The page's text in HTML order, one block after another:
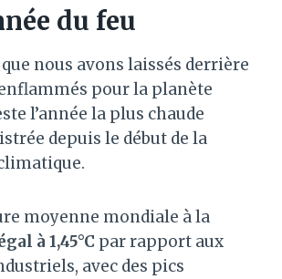
du feu
nous avons laissés derrière
pour la planète
l’année la plus chaude
depuis le début de la
moyenne mondiale à la
à 1,45°C par rapport aux
avec des pics